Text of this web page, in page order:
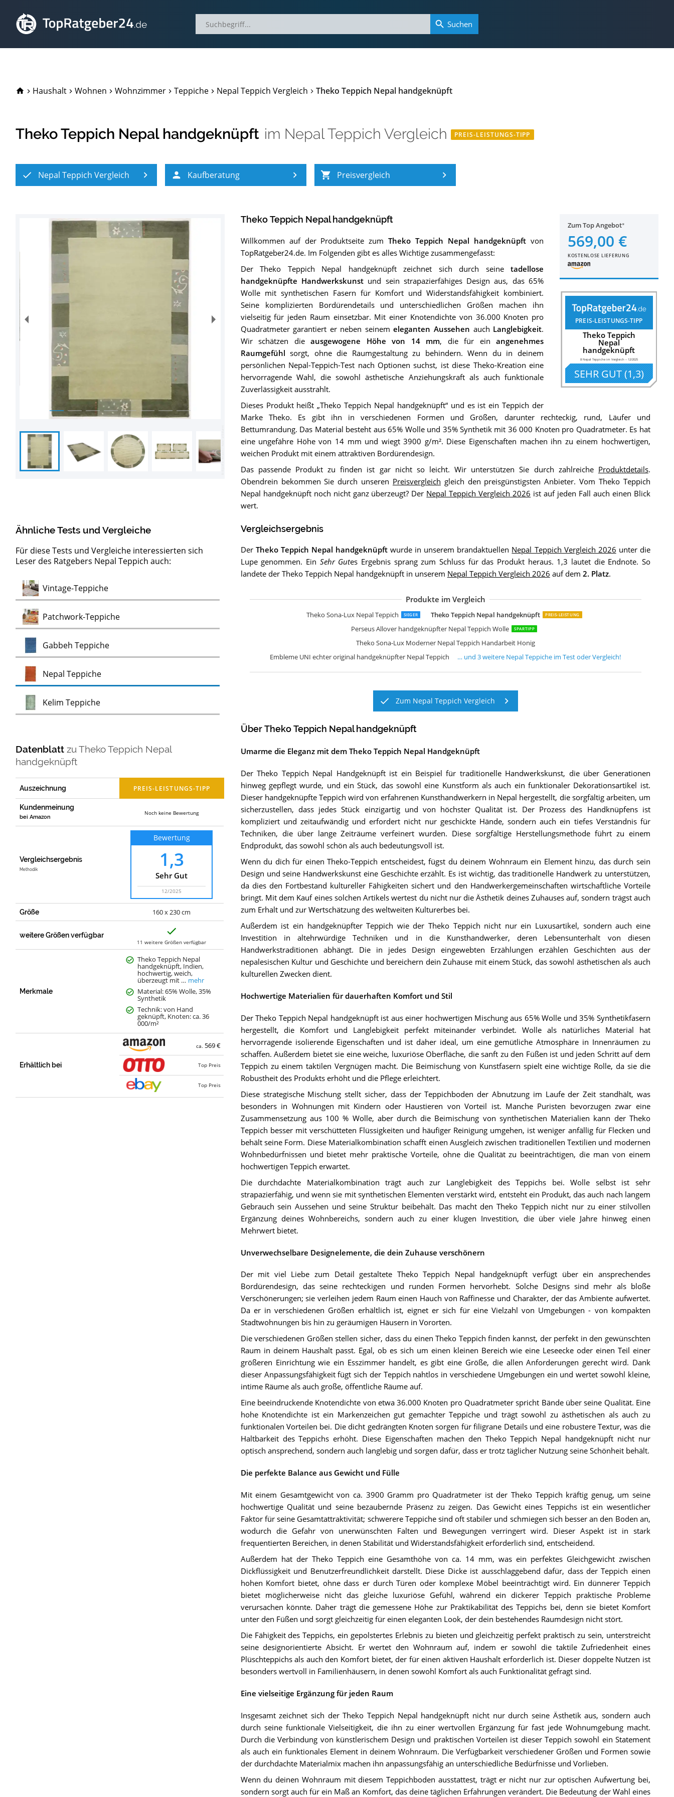
TopRatgeber24.de
Haushalt Wohnen Wohnzimmer Teppiche Nepal Teppich Vergleich Theko Teppich Nepal handgeknüpft
Theko Teppich Nepal handgeknüpft im Nepal Teppich Vergleich PREIS-LEISTUNGS-TIPP
Nepal Teppich Vergleich Kaufberatung Preisvergleich
Ähnliche Tests und Vergleiche
Für diese Tests und Vergleiche interessierten sich
Leser des Ratgebers Nepal Teppich auch:
Vintage-TeppicheTest
Patchwork-TeppicheTest
Gabbeh TeppicheTest
Nepal TeppicheTest
Kelim TeppicheTest
DatenblattzuTheko Teppich Nepal
handgeknüpft
Auszeichnung
Kundenmeinung
bei Amazon
Noch keine Bewertung
Vergleichsergebnis
Methodik
Bewertung
1,3
Sehr Gut
12/2025
Größe 160 x 230 cm
weitere Größen verfügbar
11 weitere Größen verfügbar
Merkmale
Theko Teppich Nepal
handgeknüpft, Indien,
hochwertig, weich,
überzeugt mit … mehr
Material: 65% Wolle, 35%
Synthetik
Technik: von Hand
geknüpft, Knoten: ca. 36
000/m²
Erhältlich bei
ca. 569 €
Top Preis
Top Preis
Zum Top Angebot
569,00 €
KOSTENLOSE LIEFERUNG
PREIS-LEISTUNGS-TIPP
Theko Teppich
Nepal
handgeknüpft
8 Nepal Teppiche im Vergleich– 12/2025
SEHR GUT(1,3)
Theko Teppich Nepal handgeknüpft
Willkommen auf der Produktseite zumTheko Teppich Nepal handgeknüpft von
TopRatgeber24.de. Im Folgenden gibt es alles Wichtige zusammengefasst:
Der Theko Teppich Nepal handgeknüpft zeichnet sich durch seinetadellose
handgeknüpfte Handwerkskunst und sein strapazierfähiges Design aus, das 65%
Wolle mit synthetischen Fasern für Komfort und Widerstandsfähigkeit kombiniert.
Seine komplizierten Bordürendetails und unterschiedlichen Größen machen ihn
vielseitig für jeden Raum einsetzbar. Mit einer Knotendichte von 36.000 Knoten pro
Quadratmeter garantiert er neben seinemeleganten Aussehen auch Langlebigkeit.
Wir schätzen dieausgewogene Höhe von 14 mm, die für einangenehmes
Raumgefühl sorgt, ohne die Raumgestaltung zu behindern. Wenn du in deinem
persönlichen Nepal-Teppich-Test nach Optionen suchst, ist diese Theko-Kreation eine
hervorragende Wahl, die sowohl ästhetische Anziehungskraft als auch funktionale
Zuverlässigkeit ausstrahlt.
Dieses Produkt heißt „Theko Teppich Nepal handgeknüpft“ und es ist ein Teppich der
Marke Theko. Es gibt ihn in verschiedenen Formen und Größen, darunter rechteckig, rund, Läufer und
Bettumrandung. Das Material besteht aus 65% Wolle und 35% Synthetik mit 36 000 Knoten pro Quadratmeter. Es hat
eine ungefähre Höhe von 14 mm und wiegt 3900 g/m². Diese Eigenschaften machen ihn zu einem hochwertigen,
weichen Produkt mit einem attraktiven Bordürendesign.
Das passende Produkt zu finden ist gar nicht so leicht. Wir unterstützen Sie durch zahlreiche Produktdetails.
Obendrein bekommen Sie durch unseren Preisvergleich gleich den preisgünstigsten Anbieter. Vom Theko Teppich
Nepal handgeknüpft noch nicht ganz überzeugt? Der Nepal Teppich Vergleich 2026 ist auf jeden Fall auch einen Blick
wert.
Vergleichsergebnis
Der Theko Teppich Nepal handgeknüpft wurde in unserem brandaktuellen Nepal Teppich Vergleich 2026 unter die
Lupe genommen. Ein Sehr Gutes Ergebnis sprang zum Schluss für das Produkt heraus. 1,3 lautet die Endnote. So
landete der Theko Teppich Nepal handgeknüpft in unserem Nepal Teppich Vergleich 2026 auf dem 2. Platz.
Produkte im Vergleich
Theko Sona-Lux Nepal Teppich SIEGER Theko Teppich Nepal handgeknüpft PREIS-LEISTUNG
Perseus Allover handgeknüpfter Nepal Teppich Wolle SPARTIPP
Theko Sona-Lux Moderner Nepal Teppich Handarbeit Honig
Embleme UNI echter original handgeknüpfter Nepal Teppich
Steffensmeier Nepal Teppich Peschawar
Soprano Border echter original handgeknüpfter Nepal
Sonora Pure handgeknüpfter Nepal Teppich Wolle in h.grau-natur
… und3weitere Nepal Teppiche im Test oder Vergleich!
Zum Nepal Teppich Vergleich
Über Theko Teppich Nepal handgeknüpft
Umarme die Eleganz mit dem Theko Teppich Nepal Handgeknüpft
Der Theko Teppich Nepal Handgeknüpft ist ein Beispiel für traditionelle Handwerkskunst, die über Generationen
hinweg gepflegt wurde, und ein Stück, das sowohl eine Kunstform als auch ein funktionaler Dekorationsartikel ist.
Dieser handgeknüpfte Teppich wird von erfahrenen Kunsthandwerkern in Nepal hergestellt, die sorgfältig arbeiten, um
sicherzustellen, dass jedes Stück einzigartig und von höchster Qualität ist. Der Prozess des Handknüpfens ist
kompliziert und zeitaufwändig und erfordert nicht nur geschickte Hände, sondern auch ein tiefes Verständnis für
Techniken, die über lange Zeiträume verfeinert wurden. Diese sorgfältige Herstellungsmethode führt zu einem
Endprodukt, das sowohl schön als auch bedeutungsvoll ist.
Wenn du dich für einen Theko-Teppich entscheidest, fügst du deinem Wohnraum ein Element hinzu, das durch sein
Design und seine Handwerkskunst eine Geschichte erzählt. Es ist wichtig, das traditionelle Handwerk zu unterstützen,
da dies den Fortbestand kultureller Fähigkeiten sichert und den Handwerkergemeinschaften wirtschaftliche Vorteile
bringt. Mit dem Kauf eines solchen Artikels wertest du nicht nur die Ästhetik deines Zuhauses auf, sondern trägst auch
zum Erhalt und zur Wertschätzung des weltweiten Kulturerbes bei.
Außerdem ist ein handgeknüpfter Teppich wie der Theko Teppich nicht nur ein Luxusartikel, sondern auch eine
Investition in altehrwürdige Techniken und in die Kunsthandwerker, deren Lebensunterhalt von diesen
Handwerkstraditionen abhängt. Die in jedes Design eingewebten Erzählungen erzählen Geschichten aus der
nepalesischen Kultur und Geschichte und bereichern dein Zuhause mit einem Stück, das sowohl ästhetischen als auch
kulturellen Zwecken dient.
Hochwertige Materialien für dauerhaften Komfort und Stil
Der Theko Teppich Nepal handgeknüpft ist aus einer hochwertigen Mischung aus 65% Wolle und 35% Synthetikfasern
hergestellt, die Komfort und Langlebigkeit perfekt miteinander verbindet. Wolle als natürliches Material hat
hervorragende isolierende Eigenschaften und ist daher ideal, um eine gemütliche Atmosphäre in Innenräumen zu
schaffen. Außerdem bietet sie eine weiche, luxuriöse Oberfläche, die sanft zu den Füßen ist und jeden Schritt auf dem
Teppich zu einem taktilen Vergnügen macht. Die Beimischung von Kunstfasern spielt eine wichtige Rolle, da sie die
Robustheit des Produkts erhöht und die Pflege erleichtert.
Diese strategische Mischung stellt sicher, dass der Teppichboden der Abnutzung im Laufe der Zeit standhält, was
besonders in Wohnungen mit Kindern oder Haustieren von Vorteil ist. Manche Puristen bevorzugen zwar eine
Zusammensetzung aus 100 % Wolle, aber durch die Beimischung von synthetischen Materialien kann der Theko
Teppich besser mit verschütteten Flüssigkeiten und häufiger Reinigung umgehen, ist weniger anfällig für Flecken und
behält seine Form. Diese Materialkombination schafft einen Ausgleich zwischen traditionellen Textilien und modernen
Wohnbedürfnissen und bietet mehr praktische Vorteile, ohne die Qualität zu beeinträchtigen, die man von einem
hochwertigen Teppich erwartet.
Die durchdachte Materialkombination trägt auch zur Langlebigkeit des Teppichs bei. Wolle selbst ist sehr
strapazierfähig, und wenn sie mit synthetischen Elementen verstärkt wird, entsteht ein Produkt, das auch nach langem
Gebrauch sein Aussehen und seine Struktur beibehält. Das macht den Theko Teppich nicht nur zu einer stilvollen
Ergänzung deines Wohnbereichs, sondern auch zu einer klugen Investition, die über viele Jahre hinweg einen
Mehrwert bietet.
Unverwechselbare Designelemente, die dein Zuhause verschönern
Der mit viel Liebe zum Detail gestaltete Theko Teppich Nepal handgeknüpft verfügt über ein ansprechendes
Bordürendesign, das seine rechteckigen und runden Formen hervorhebt. Solche Designs sind mehr als bloße
Verschönerungen; sie verleihen jedem Raum einen Hauch von Raffinesse und Charakter, der das Ambiente aufwertet.
Da er in verschiedenen Größen erhältlich ist, eignet er sich für eine Vielzahl von Umgebungen - von kompakten
Stadtwohnungen bis hin zu geräumigen Häusern in Vororten.
Die verschiedenen Größen stellen sicher, dass du einen Theko Teppich finden kannst, der perfekt in den gewünschten
Raum in deinem Haushalt passt. Egal, ob es sich um einen kleinen Bereich wie eine Leseecke oder einen Teil einer
größeren Einrichtung wie ein Esszimmer handelt, es gibt eine Größe, die allen Anforderungen gerecht wird. Dank
dieser Anpassungsfähigkeit fügt sich der Teppich nahtlos in verschiedene Umgebungen ein und wertet sowohl kleine,
intime Räume als auch große, öffentliche Räume auf.
Eine beeindruckende Knotendichte von etwa 36.000 Knoten pro Quadratmeter spricht Bände über seine Qualität. Eine
hohe Knotendichte ist ein Markenzeichen gut gemachter Teppiche und trägt sowohl zu ästhetischen als auch zu
funktionalen Vorteilen bei. Die dicht gedrängten Knoten sorgen für filigrane Details und eine robustere Textur, was die
Haltbarkeit des Teppichs erhöht. Diese Eigenschaften machen den Theko Teppich Nepal handgeknüpft nicht nur
optisch ansprechend, sondern auch langlebig und sorgen dafür, dass er trotz täglicher Nutzung seine Schönheit behält.
Die perfekte Balance aus Gewicht und Fülle
Mit einem Gesamtgewicht von ca. 3900 Gramm pro Quadratmeter ist der Theko Teppich kräftig genug, um seine
hochwertige Qualität und seine bezaubernde Präsenz zu zeigen. Das Gewicht eines Teppichs ist ein wesentlicher
Faktor für seine Gesamtattraktivität; schwerere Teppiche sind oft stabiler und schmiegen sich besser an den Boden an,
wodurch die Gefahr von unerwünschten Falten und Bewegungen verringert wird. Dieser Aspekt ist in stark
frequentierten Bereichen, in denen Stabilität und Widerstandsfähigkeit erforderlich sind, entscheidend.
Außerdem hat der Theko Teppich eine Gesamthöhe von ca. 14 mm, was ein perfektes Gleichgewicht zwischen
Dickflüssigkeit und Benutzerfreundlichkeit darstellt. Diese Dicke ist ausschlaggebend dafür, dass der Teppich einen
hohen Komfort bietet, ohne dass er durch Türen oder komplexe Möbel beeinträchtigt wird. Ein dünnerer Teppich
bietet möglicherweise nicht das gleiche luxuriöse Gefühl, während ein dickerer Teppich praktische Probleme
verursachen könnte. Daher trägt die gemessene Höhe zur Praktikabilität des Teppichs bei, denn sie bietet Komfort
unter den Füßen und sorgt gleichzeitig für einen eleganten Look, der dein bestehendes Raumdesign nicht stört.
Die Fähigkeit des Teppichs, ein gepolstertes Erlebnis zu bieten und gleichzeitig perfekt praktisch zu sein, unterstreicht
seine designorientierte Absicht. Er wertet den Wohnraum auf, indem er sowohl die taktile Zufriedenheit eines
Plüschteppichs als auch den Komfort bietet, der für einen aktiven Haushalt erforderlich ist. Dieser doppelte Nutzen ist
besonders wertvoll in Familienhäusern, in denen sowohl Komfort als auch Funktionalität gefragt sind.
Eine vielseitige Ergänzung für jeden Raum
Insgesamt zeichnet sich der Theko Teppich Nepal handgeknüpft nicht nur durch seine Ästhetik aus, sondern auch
durch seine funktionale Vielseitigkeit, die ihn zu einer wertvollen Ergänzung für fast jede Wohnumgebung macht.
Durch die Verbindung von künstlerischem Design und praktischen Vorteilen ist dieser Teppich sowohl ein Statement
als auch ein funktionales Element in deinem Wohnraum. Die Verfügbarkeit verschiedener Größen und Formen sowie
der durchdachte Materialmix machen ihn anpassungsfähig an unterschiedliche Bedürfnisse und Vorlieben.
Wenn du deinen Wohnraum mit diesem Teppichboden ausstattest, trägt er nicht nur zur optischen Aufwertung bei,
sondern sorgt auch für ein Maß an Komfort, das deine täglichen Erfahrungen verändert. Die Bedeutung der Wahl eines
Suchen